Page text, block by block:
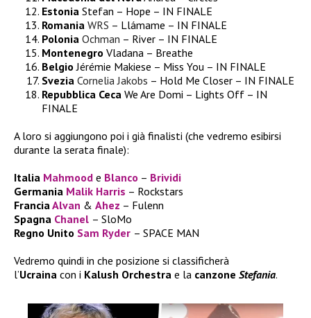
Estonia Stefan – Hope – IN FINALE
Romania WRS – Llámame – IN FINALE
Polonia Ochman – River – IN FINALE
Montenegro Vladana – Breathe
Belgio Jérémie Makiese – Miss You – IN FINALE
Svezia Cornelia Jakobs – Hold Me Closer – IN FINALE
Repubblica Ceca We Are Domi – Lights Off – IN
FINALE
A loro si aggiungono poi i già finalisti (che vedremo esibirsi
durante la serata finale):
Italia Mahmood e Blanco – Brividi
Germania Malik Harris – Rockstars
Francia Alvan & Ahez – Fulenn
Spagna Chanel – SloMo
Regno Unito Sam Ryder – SPACE MAN
Vedremo quindi in che posizione si classificherà
l’Ucraina con i Kalush Orchestra e la canzone Stefania.